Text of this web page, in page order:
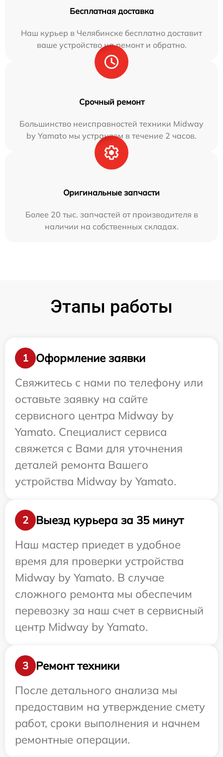
Бесплатная доставка
Наш курьер в Челябинске бесплатно доставит
ваше устройство на ремонт и обратно.
Срочный ремонт
Большинство неисправностей техники Midway
by Yamato мы устраняем в течение 2 часов.
Оригинальные запчасти
Более 20 тыс. запчастей от производителя в
наличии на собственных складах.
Этапы работы
1
Оформление заявки
Свяжитесь с нами по телефону или
оставьте заявку на сайте
сервисного центра Midway by
Yamato. Специалист сервиса
свяжется с Вами для уточнения
деталей ремонта Вашего
устройства Midway by Yamato.
2
Выезд курьера за 35 минут
Наш мастер приедет в удобное
время для проверки устройства
Midway by Yamato. В случае
сложного ремонта мы обеспечим
перевозку за наш счет в сервисный
центр Midway by Yamato.
3
Ремонт техники
После детального анализа мы
предоставим на утверждение смету
работ, сроки выполнения и начнем
ремонтные операции.